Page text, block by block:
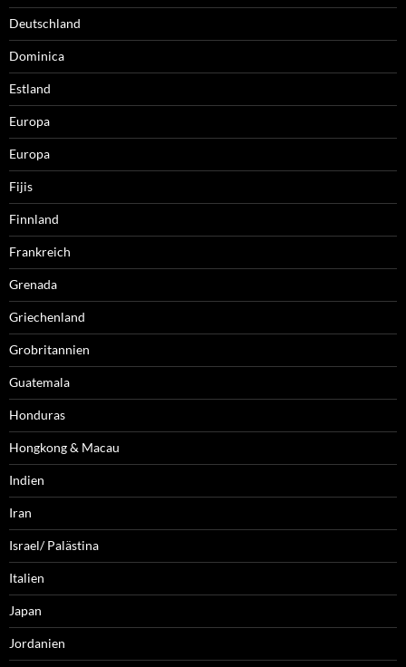
Deutschland
Dominica
Estland
Europa
Europa
Fijis
Finnland
Frankreich
Grenada
Griechenland
Grobritannien
Guatemala
Honduras
Hongkong & Macau
Indien
Iran
Israel/ Palästina
Italien
Japan
Jordanien